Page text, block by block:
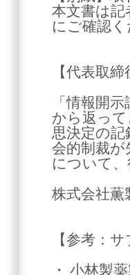
本文書は記
にご確認く
【代表取
「情報開
から返っ
思決定の
会的制裁が
について
株式会社
【参考：
・ 小林製